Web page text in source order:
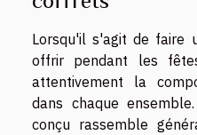
Lorsqu'il s'agit de faire
offrir pendant les
attentivement la
dans chaque
conçu rassemble